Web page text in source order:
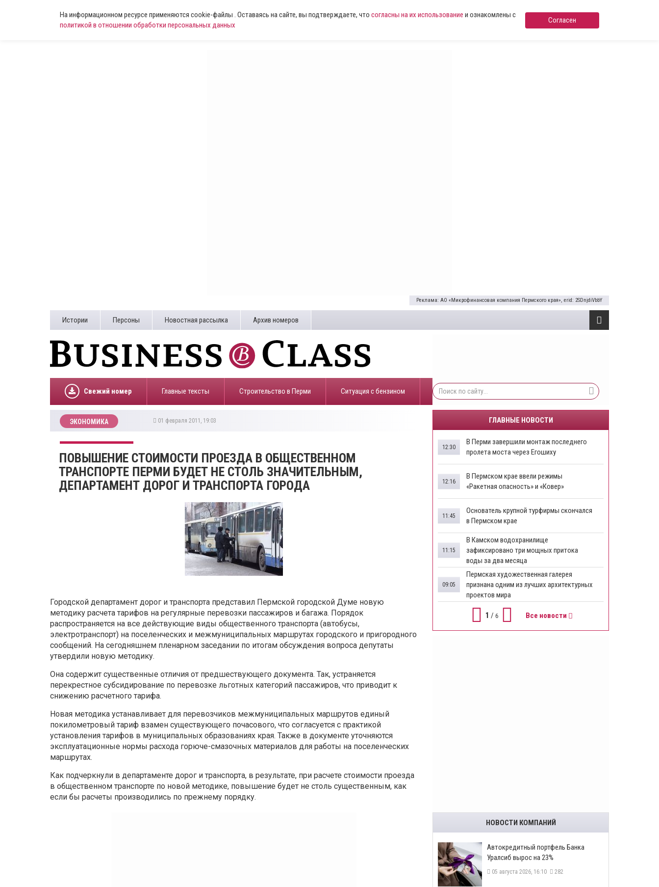
На информационном ресурсе применяются cookie-файлы . Оставаясь на сайте, вы подтверждаете, что согласны на их использование и ознакомлены с
политикой в отношении обработки персональных данных
Согласен
Реклама: АО «Микрофинансовая компания Пермского края», erid: 2SDnjdiVbbY
Истории Персоны Новостная рассылка Архив номеров
Свежий номер Главные тексты Строительство в Перми ​Ситуация с бензином
ЭКОНОМИКА 01 февраля 2011, 19:03
ПОВЫШЕНИЕ СТОИМОСТИ ПРОЕЗДА В ОБЩЕСТВЕННОМ
ТРАНСПОРТЕ ПЕРМИ БУДЕТ НЕ СТОЛЬ ЗНАЧИТЕЛЬНЫМ,
ДЕПАРТАМЕНТ ДОРОГ И ТРАНСПОРТА ГОРОДА
Городской департамент дорог и транспорта представил Пермской городской Думе новую
методику расчета тарифов на регулярные перевозки пассажиров и багажа. Порядок
распространяется на все действующие виды общественного транспорта (автобусы,
электротранспорт) на поселенческих и межмуниципальных маршрутах городского и пригородного
сообщений. На сегодняшнем пленарном заседании по итогам обсуждения вопроса депутаты
утвердили новую методику.
Она содержит существенные отличия от предшествующего документа. Так, устраняется
перекрестное субсидирование по перевозке льготных категорий пассажиров, что приводит к
снижению расчетного тарифа.
Новая методика устанавливает для перевозчиков межмуниципальных маршрутов единый
покилометровый тариф взамен существующего почасового, что согласуется с практикой
установления тарифов в муниципальных образованиях края. Также в документе уточняются
эксплуатационные нормы расхода горюче-смазочных материалов для работы на поселенческих
маршрутах.
Как подчеркнули в департаменте дорог и транспорта, в результате, при расчете стоимости проезда
в общественном транспорте по новой методике, повышение будет не столь существенным, как
если бы расчеты производились по прежнему порядку.
ГЛАВНЫЕ НОВОСТИ
В Перми завершили монтаж последнего
пролета моста через Егошиху
12:30
В Пермском крае ввели режимы
«Ракетная опасность» и «Ковер»
12:16
Основатель крупной турфирмы скончался
в Пермском крае
11:45
В Камском водохранилище
зафиксировано три мощных притока
воды за два месяца
11:15
Пермская художественная галерея
признана одним из лучших архитектурных
проектов мира
09:05
1 / 6 Все новости
НОВОСТИ КОМПАНИЙ
​Автокредитный портфель Банка
Уралсиб вырос на 23%
05 августа 2026, 16:10 282